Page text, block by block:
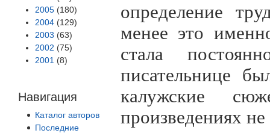
2005 (180)
2004 (129)
2003 (63)
2002 (75)
2001 (8)
Навигация
Каталог авторов
Последние
определение
менее это
стала
писательнице
калужские
произведениях